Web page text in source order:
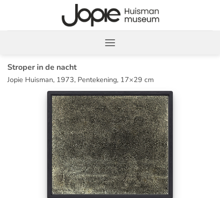
inhoud
Stroper in de nacht
Jopie Huisman, 1973, Pentekening, 17×29 cm